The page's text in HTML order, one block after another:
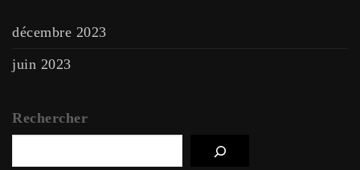
décembre 2023
juin 2023
Rechercher